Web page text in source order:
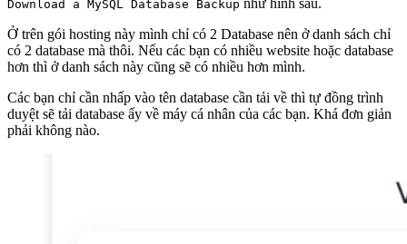
Download a MySQL Database Backup
Ở trên gói hosting này mình chỉ có 2 Database nên ở danh sách chỉ
có 2 database mà thôi. Nếu các bạn có nhiều website hoặc database
hơn thì ở danh sách này cũng sẽ có nhiều hơn mình.
Các bạn chỉ cần nhấp vào tên database cần tải về thì tự đồng trình
duyệt sẽ tải database ấy về máy cá nhân của các bạn. Khá đơn giản
phải không nào.